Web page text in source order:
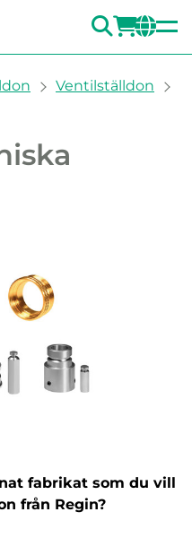
SÖK
Ventilställdon
fabrikat som du vill
från Regin?